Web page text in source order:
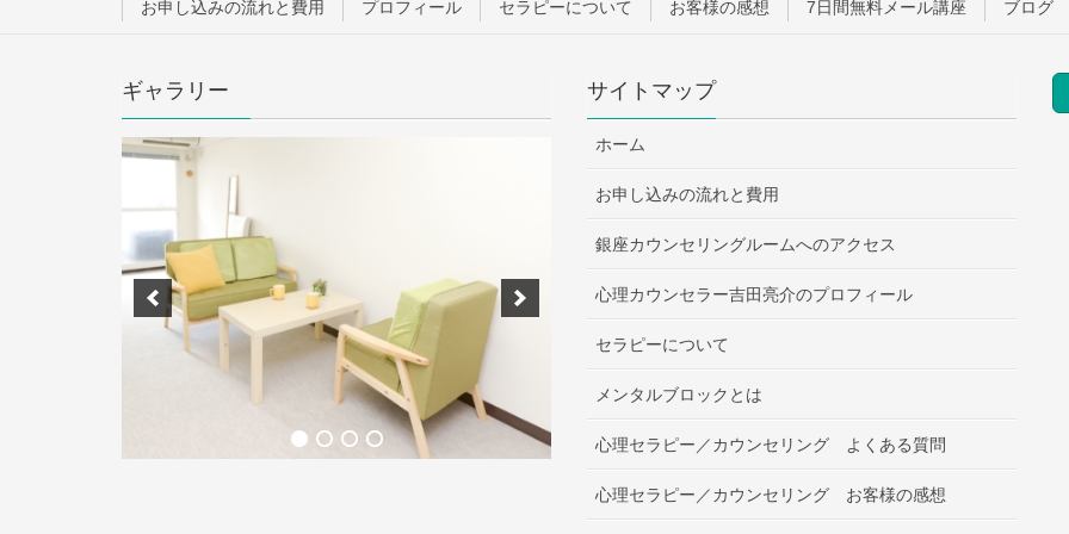
お申し込みの流れと費用 プロフィール セラピーについて お客様の感想 7日間無料メール講座 ブログ
ギャラリー サイトマップ
ホーム
お申し込みの流れと費用
銀座カウンセリングルームへのアクセス
心理カウンセラー吉田亮介のプロフィール
セラピーについて
メンタルブロックとは
心理セラピー／カウンセリング よくある質問
心理セラピー／カウンセリング お客様の感想